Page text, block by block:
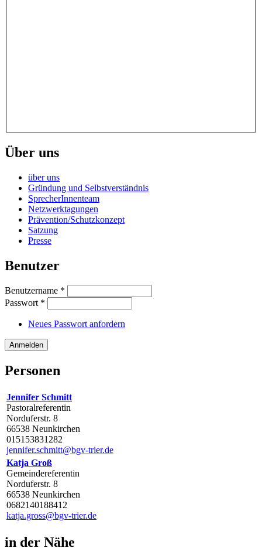
Über uns
über uns
Gründung und Selbstverständnis
SprecherInnenteam
Netzwerktagungen
Prävention/Schutzkonzept
Satzung
Presse
Benutzer
Benutzername *
Passwort *
Neues Passwort anfordern
Personen
Jennifer Schmitt
Pastoralreferentin
Norduferstr. 8
66538 Neunkirchen
015153831282
jennifer.schmitt@bgv-trier.de
Katja Groß
Gemeindereferentin
Norduferstr. 8
66538 Neunkirchen
0682140188412
katja.gross@bgv-trier.de
in der Nähe